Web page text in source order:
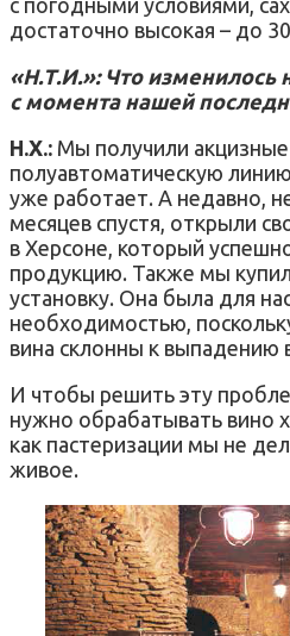
достаточно высокая – до
«Н.Т.И.»: Что изменилось
с момента нашей
Н.Х.: Мы получили акцизные
полуавтоматическую
уже работает. А недавно,
месяцев спустя, открыли
в Херсоне, который
продукцию. Также мы
установку. Она была для
необходимостью,
вина склонны к выпадению
И чтобы решить эту
нужно обрабатывать вино
как пастеризации мы не
живое.